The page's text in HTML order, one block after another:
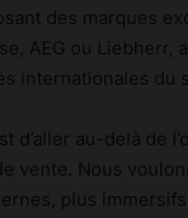
des marques
AEG ou Liebherr,
internationales du
d’aller au-delà de
vente. Nous
plus